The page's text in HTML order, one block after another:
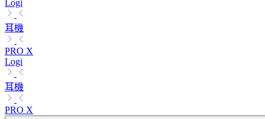
Logi
耳機
PRO X
Logi
耳機
PRO X